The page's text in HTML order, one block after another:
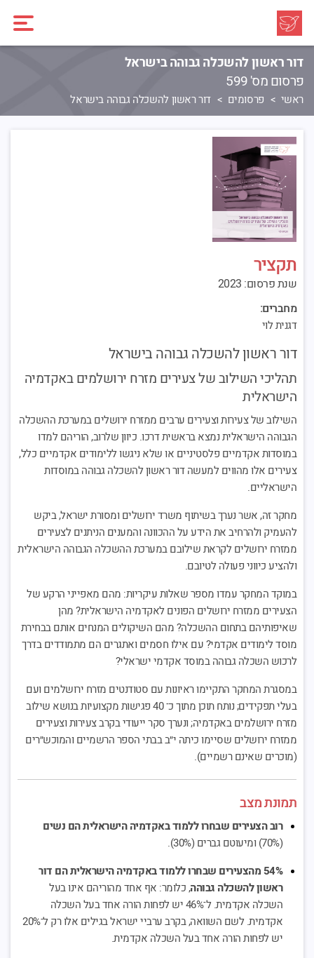
דור ראשון להשכלה גבוהה בישראל
פרסום מס' 599
ראשי פרסומים דור ראשון להשכלה גבוהה בישראל
תקציר
שנת פרסום: 2023
מחברים:
דגנית לוי
דור ראשון להשכלה גבוהה בישראל
תהליכי השילוב של צעירים מזרח ירושלמים באקדמיה
הישראלית
השילוב של צעירות וצעירים ערבים ממזרח ירושלים במערכת ההשכלה
הגבוהה הישראלית נמצא בראשית דרכו. כיוון שלרוב, הוריהם למדו
במוסדות אקדמיים פלסטיניים או שלא ניגשו ללימודים אקדמיים כלל,
צעירים אלו מהווים למעשה דור ראשון להשכלה גבוהה במוסדות
הישראליים.
מחקר זה, אשר נערך בשיתוף משרד ירושלים ומסורת ישראל, ביקש
להעמיק ולהרחיב את הידע על ההכוונה והמענים הניתנים לצעירים
ממזרח ירושלים לקראת שילובם במערכת ההשכלה הגבוהה הישראלית
ולהציע כיווני פעולה לטיובם.
במוקד המחקר עמדו מספר שאלות עיקריות: מהם מאפייני הרקע של
הצעירים ממזרח ירושלים הפונים לאקדמיה הישראלית? מהן
שאיפותיהם בתחום ההשכלה? מהם השיקולים המנחים אותם בבחירת
מוסד לימודים אקדמי? עם אילו חסמים ואתגרים הם מתמודדים בדרך
לרכוש השכלה גבוהה במוסד אקדמי ישראלי?
במסגרת המחקר התקיימו ראיונות עם סטודנטים מזרח ירושלמים ועם
בעלי תפקידים; נותח תוכן מתוך כ־ 40 פגישות מקצועיות בנושא שילוב
מזרח ירושלמים באקדמיה; ונערך סקר ייעודי בקרב צעירות וצעירים
ממזרח ירושלים שסיימו כיתה י״ב בבתי הספר הרשמיים והמוכש״רים
(מוכרים שאינם רשמיים).
תמונת מצב
רוב הצעירים שבחרו ללמוד באקדמיה הישראלית הם נשים
(70%) ומיעוטם גברים (30%).
54% מהצעירים שבחרו ללמוד באקדמיה הישראלית הם דור
ראשון להשכלה גבוהה, כלומר: אף אחד מהוריהם אינו בעל
השכלה אקדמית. ל־46% יש לפחות הורה אחד בעל השכלה
אקדמית. לשם השוואה, בקרב ערביי ישראל בגילים אלו רק ל־20%
יש לפחות הורה אחד בעל השכלה אקדמית.